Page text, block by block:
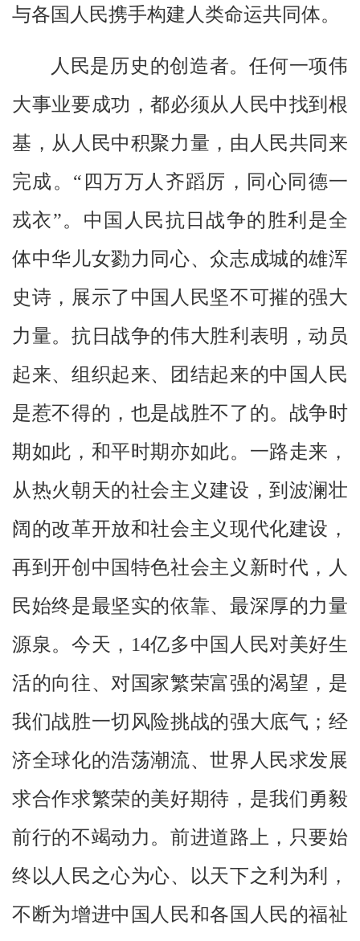
与各国人民携手构建人类命运共同体。
人民是历史的创造者。任何一项伟
大事业要成功，都必须从人民中找到根
基，从人民中积聚力量，由人民共同来
完成。“四万万人齐蹈厉，同心同德一
戎衣”。中国人民抗日战争的胜利是全
体中华儿女勠力同心、众志成城的雄浑
史诗，展示了中国人民坚不可摧的强大
力量。抗日战争的伟大胜利表明，动员
起来、组织起来、团结起来的中国人民
是惹不得的，也是战胜不了的。战争时
期如此，和平时期亦如此。一路走来，
从热火朝天的社会主义建设，到波澜壮
阔的改革开放和社会主义现代化建设，
再到开创中国特色社会主义新时代，人
民始终是最坚实的依靠、最深厚的力量
源泉。今天，14亿多中国人民对美好生
活的向往、对国家繁荣富强的渴望，是
我们战胜一切风险挑战的强大底气；经
济全球化的浩荡潮流、世界人民求发展
求合作求繁荣的美好期待，是我们勇毅
前行的不竭动力。前进道路上，只要始
终以人民之心为心、以天下之利为利，
不断为增进中国人民和各国人民的福祉